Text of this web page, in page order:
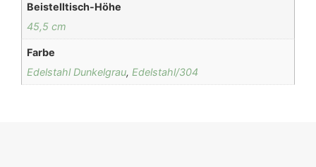
Beistelltisch-Höhe
45,5 cm
Farbe
Edelstahl Dunkelgrau, Edelstahl/304